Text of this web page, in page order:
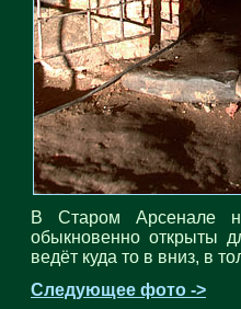
В Старом Арсенале
обыкновенно открыты
ведёт куда то в вниз, в
Следующее фото ->